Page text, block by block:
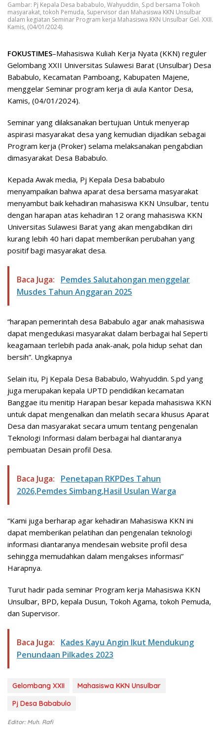
Gambar: Pj Kepala Desa bababulo, Wahyuddin, S.pd bersama Tokoh
masyarakat, tokoh Pemuda, Supervisor dan Mahasiswa KKN Unsulbar
dalam kegiatan Seminar Program kerja Mahasiswa KKN Unsulbar Gel. XXII.
Kamis, (04/01/2024).
FOKUSTIMES–Mahasiswa Kuliah Kerja Nyata (KKN) reguler
Gelombang XXII Universitas Sulawesi Barat (Unsulbar) Desa
Bababulo, Kecamatan Pamboang, Kabupaten Majene,
menggelar Seminar program kerja di aula Kantor Desa,
Kamis, (04/01/2024).
Seminar yang dilaksanakan bertujuan Untuk menyerap
aspirasi masyarakat desa yang kemudian dijadikan sebagai
Program kerja (Proker) selama melaksanakan pengabdian
dimasyarakat Desa Bababulo.
Kepada Awak media, Pj Kepala Desa bababulo
menyampaikan bahwa aparat desa bersama masyarakat
menyambut baik kehadiran mahasiswa KKN Unsulbar, tentu
dengan harapan atas kehadiran 12 orang mahasiswa KKN
Universitas Sulawesi Barat yang akan mengabdikan diri
kurang lebih 40 hari dapat memberikan perubahan yang
positif bagi masyarakat desa.
Baca Juga:
Pemdes Salutahongan menggelar
Musdes Tahun Anggaran 2025
“harapan pemerintah desa Bababulo agar anak mahasiswa
dapat mengedukasi masyarakat dalam berbagai hal Seperti
keagamaan terlebih pada anak-anak, pola hidup sehat dan
bersih”. Ungkapnya
Selain itu, Pj Kepala Desa Bababulo, Wahyuddin. S.pd yang
juga merupakan kepala UPTD pendidikan kecamatan
Banggae itu menitip Harapan besar kepada mahasiswa KKN
untuk dapat mengenalkan dan melatih secara khusus Aparat
Desa dan masyarakat secara umum tentang pengenalan
Teknologi Informasi dalam berbagai hal diantaranya
pembuatan Desain profil Desa.
Baca Juga:
Penetapan RKPDes Tahun
2026,Pemdes Simbang,Hasil Usulan Warga
“Kami juga berharap agar kehadiran Mahasiswa KKN ini
dapat memberikan pelatihan dan pengenalan teknologi
informasi diantaranya mendesain website profil desa
sehingga memudahkan dalam mengakses informasi”
Harapnya.
Turut hadir pada seminar Program kerja Mahasiswa KKN
Unsulbar, BPD, kepala Dusun, Tokoh Agama, tokoh Pemuda,
dan Supervisor.
Baca Juga:
Kades Kayu Angin Ikut Mendukung
Penundaan Pilkades 2023
Gelombang XXII
Mahasiswa KKN Unsulbar
Pj Desa Bababulo
Editor: Muh. Rafi